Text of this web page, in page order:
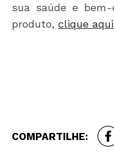
sua saúde e
produto, clique
COMPARTILHE: